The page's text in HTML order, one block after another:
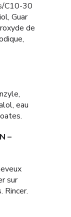
C10-30
Guar
de
eau
–
sur
Rincer.